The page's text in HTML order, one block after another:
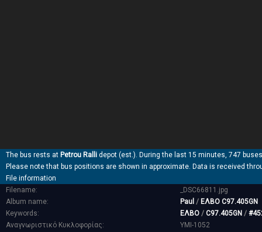
The bus rests at Petrou Ralli depot (est.). During the last 15 minutes, 747
Please note that bus positions are shown in approximate. Data is received
File information
Filename:
_DSC66811.jpg
Album name:
Paul / ΕΛΒΟ C97.405GN
Keywords:
ΕΛΒΟ / C97.405GN /
Αναγνωριστικό Κυκλοφορίας:
YMI-1052